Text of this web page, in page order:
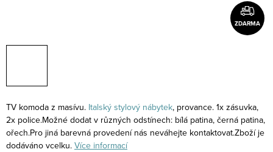
ZDARMA
TV komoda z masívu. Italský stylový nábytek, provance. 1x zásuvka,
2x police.Možné dodat v různých odstínech: bílá patina, černá patina,
ořech.Pro jiná barevná provedení nás neváhejte kontaktovat.Zboží je
dodáváno vcelku. Více informací